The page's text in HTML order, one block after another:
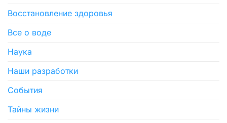
Восстановление здоровья
Все о воде
Наука
Наши разработки
События
Тайны жизни